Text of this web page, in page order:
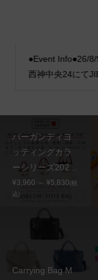
●Event Info●26/
西神中央24にて
バーガンディヨ
ッティングカラ
ーシリーズ202...
¥3,960 ～ ¥5,830(税
込)
Carrying Bag M